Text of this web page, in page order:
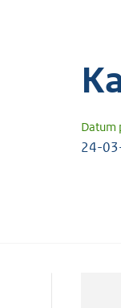
Datum
24-